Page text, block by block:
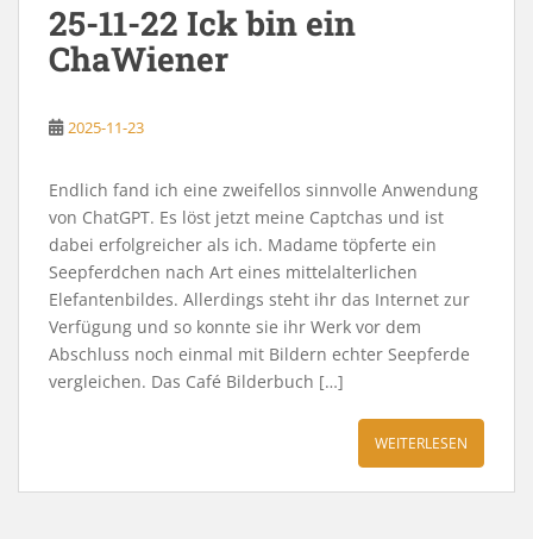
25-11-22 Ick bin ein
ChaWiener
2025-11-23
Endlich fand ich eine zweifellos sinnvolle Anwendung
von ChatGPT. Es löst jetzt meine Captchas und ist
dabei erfolgreicher als ich. Madame töpferte ein
Seepferdchen nach Art eines mittelalterlichen
Elefantenbildes. Allerdings steht ihr das Internet zur
Verfügung und so konnte sie ihr Werk vor dem
Abschluss noch einmal mit Bildern echter Seepferde
vergleichen. Das Café Bilderbuch […]
WEITERLESEN